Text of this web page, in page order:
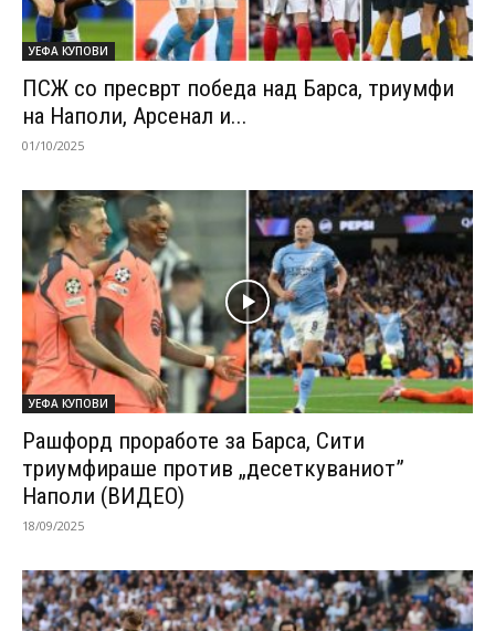
УЕФА КУПОВИ
ПСЖ со пресврт победа над Барса, триумфи
на Наполи, Арсенал и...
01/10/2025
УЕФА КУПОВИ
Рашфорд проработе за Барса, Сити
триумфираше против „десеткуваниот”
Наполи (ВИДЕО)
18/09/2025